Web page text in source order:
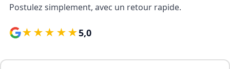
Postulez simplement, avec un retour rapide.
★★★★★5,0